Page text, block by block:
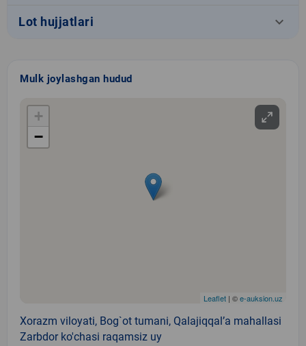
Lot hujjatlari keyboard_arrow_down
Mulk joylashgan hudud
+
−
Leaflet | ©e-auksion.uz
Xorazm viloyati, Bog`ot tumani, Qalajiqqal’a mahallasi
Zarbdor ko'chasi raqamsiz uy